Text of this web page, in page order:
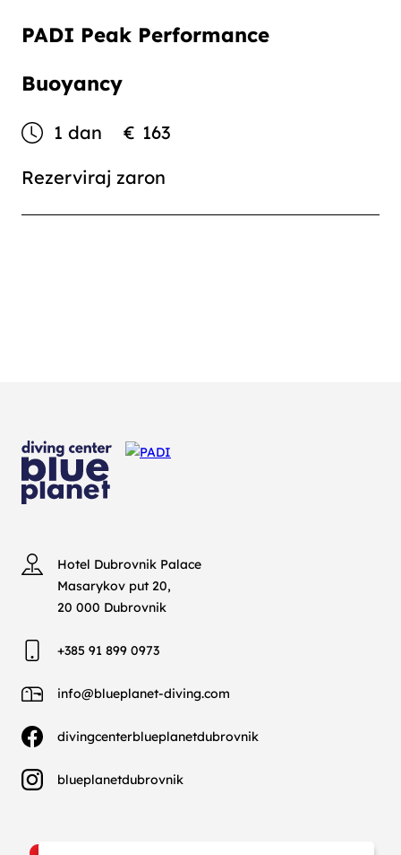
PADI Peak Performance
Buoyancy
1 dan € 163
Rezerviraj zaron
Hotel Dubrovnik Palace
Masarykov put 20,
20 000 Dubrovnik
+385 91 899 0973
info@blueplanet-diving.com
divingcenterblueplanetdubrovnik
blueplanetdubrovnik